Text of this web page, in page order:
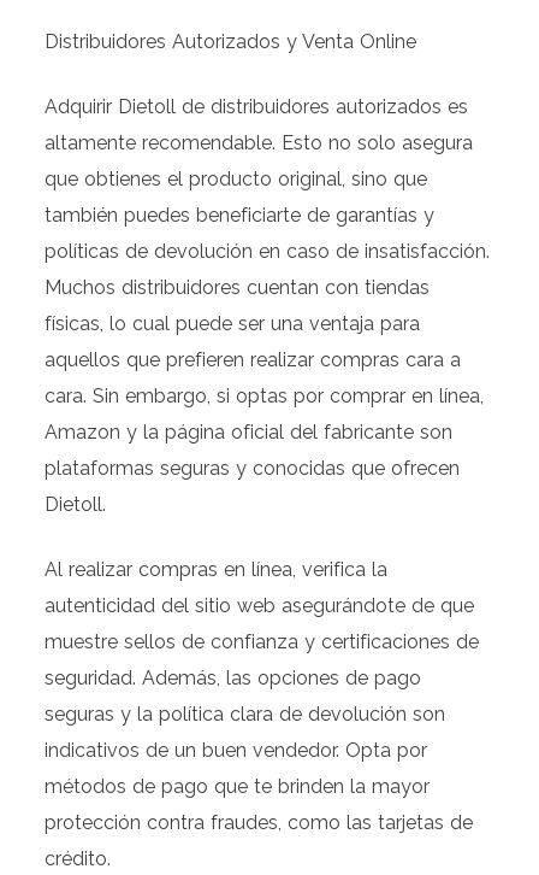
Distribuidores Autorizados y Venta Online
Adquirir Dietoll de distribuidores autorizados es
altamente recomendable. Esto no solo asegura
que obtienes el producto original, sino que
también puedes beneficiarte de garantías y
políticas de devolución en caso de insatisfacción.
Muchos distribuidores cuentan con tiendas
físicas, lo cual puede ser una ventaja para
aquellos que prefieren realizar compras cara a
cara. Sin embargo, si optas por comprar en línea,
Amazon y la página oficial del fabricante son
plataformas seguras y conocidas que ofrecen
Dietoll.
Al realizar compras en línea, verifica la
autenticidad del sitio web asegurándote de que
muestre sellos de confianza y certificaciones de
seguridad. Además, las opciones de pago
seguras y la política clara de devolución son
indicativos de un buen vendedor. Opta por
métodos de pago que te brinden la mayor
protección contra fraudes, como las tarjetas de
crédito.